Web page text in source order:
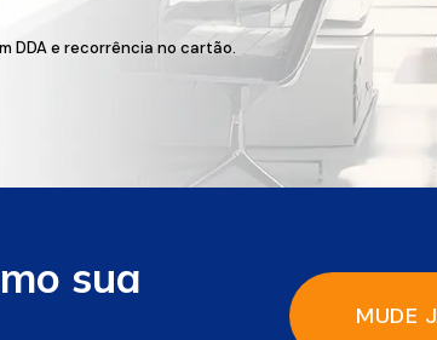
DDA e recorrência no cartão.
sua
MUDE